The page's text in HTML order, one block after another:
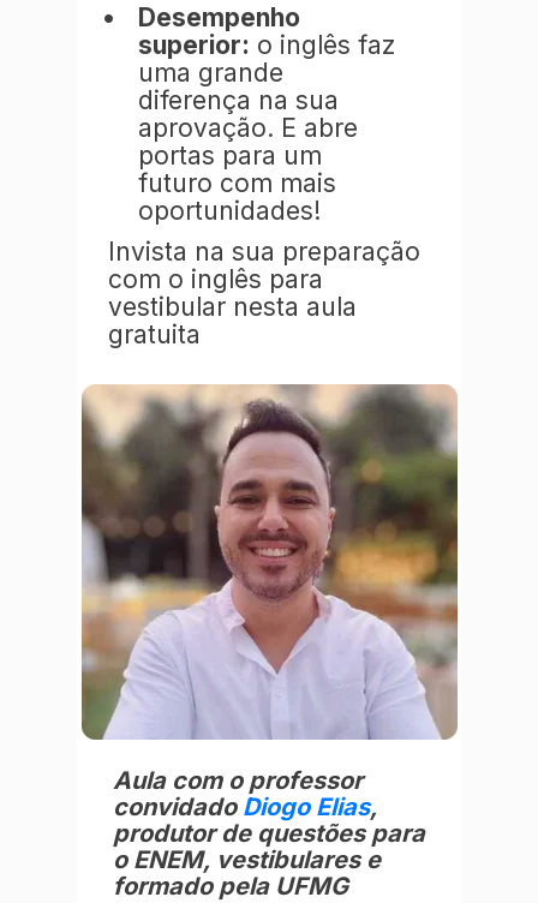
Aula com o professor
convidado Diogo Elias,
produtor de questões para
o ENEM, vestibulares e
formado pela UFMG
Desempenho
superior: o inglês faz
uma grande
diferença na sua
aprovação. E abre
portas para um
futuro com mais
oportunidades!
Invista na sua preparação
com o inglês para
vestibular nesta aula
gratuita